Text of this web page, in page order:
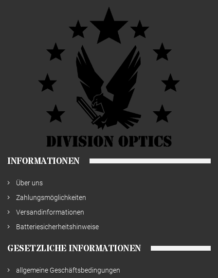
INFORMATIONEN
Über uns
Zahlungsmöglichkeiten
Versandinformationen
Batteriesicherheitshinweise
GESETZLICHE INFORMATIONEN
allgemeine Geschäftsbedingungen